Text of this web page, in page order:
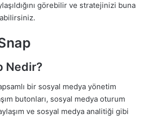
görebilir ve stratejinizi buna
Nedir?
bir sosyal medya yönetim
butonları, sosyal medya oturum
ve sosyal medya analitiği gibi